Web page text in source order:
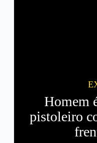
Homem
pistoleiro